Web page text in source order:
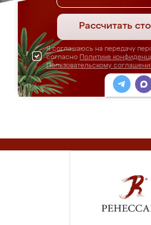
Рассчитать
Я соглашаюсь на передачу
согласно Политике
Пользовательскому